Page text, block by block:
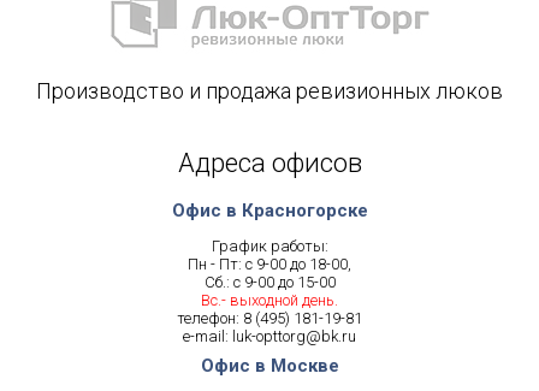
Производство и продажа ревизионных люков
Адреса офисов
Офис в Красногорске
График работы:
Пн - Пт: с 9-00 до 18-00,
Сб.: с 9-00 до 15-00
Вс.- выходной день.
телефон: 8 (495) 181-19-81
e-mail: luk-opttorg@bk.ru
Офис в Москве